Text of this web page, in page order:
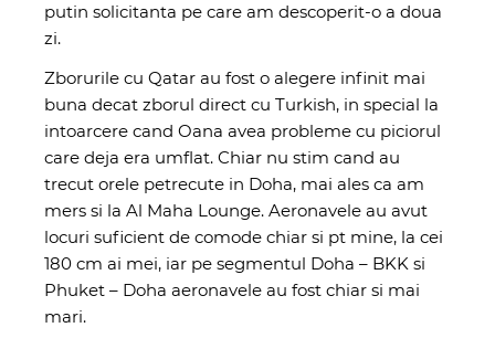
putin solicitanta pe care am descoperit-o a doua
zi.
Zborurile cu Qatar au fost o alegere infinit mai
buna decat zborul direct cu Turkish, in special la
intoarcere cand Oana avea probleme cu piciorul
care deja era umflat. Chiar nu stim cand au
trecut orele petrecute in Doha, mai ales ca am
mers si la Al Maha Lounge. Aeronavele au avut
locuri suficient de comode chiar si pt mine, la cei
180 cm ai mei, iar pe segmentul Doha – BKK si
Phuket – Doha aeronavele au fost chiar si mai
mari.